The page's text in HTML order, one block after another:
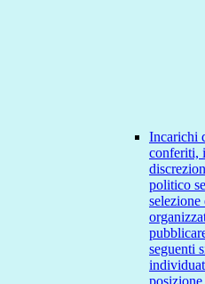
Incarichi
conferiti,
politico
seguenti